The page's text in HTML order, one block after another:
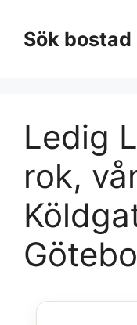
innehållSök bostad
Ledig
rok,